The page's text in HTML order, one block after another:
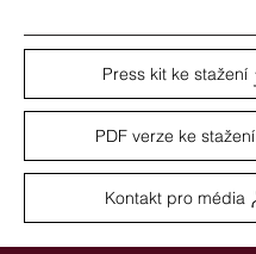
Press kit ke stažení
PDF verze ke stažení
Kontakt pro média